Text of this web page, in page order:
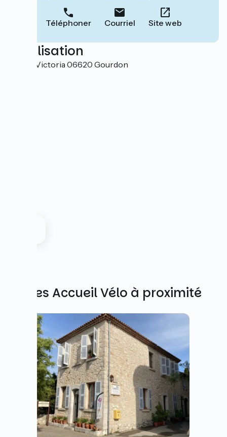
Téléphoner Courriel Site web
Localisation
1 Place Victoria 06620 Gourdon
Autres Accueil Vélo à proximité